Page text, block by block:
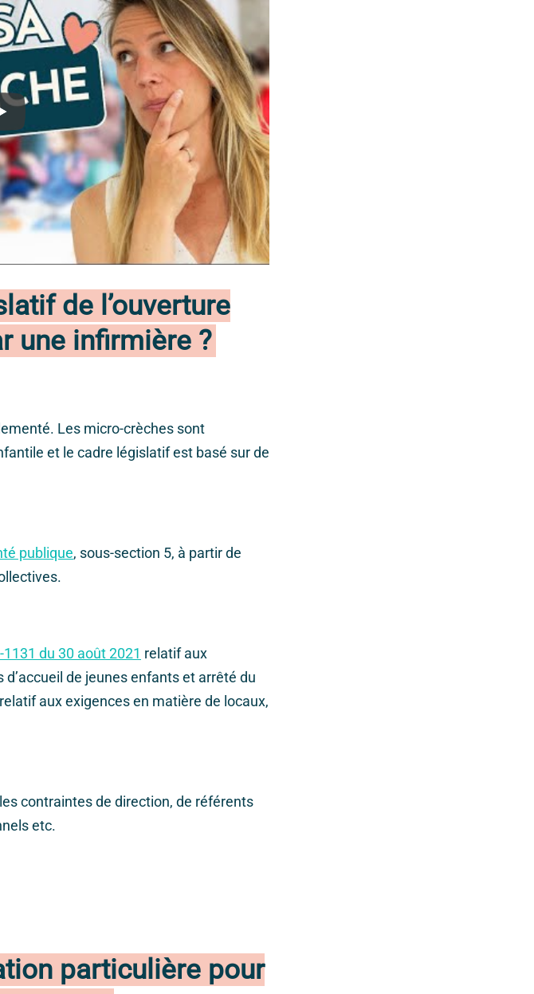
de l’ouverture
une infirmière ?
Les micro-crèches sont
et le cadre législatif est basé sur de
publique, sous-section 5, à partir de
du 30 août 2021 relatif aux
de jeunes enfants et arrêté du
aux exigences en matière de locaux,
contraintes de direction, de référents
etc.
particulière pour